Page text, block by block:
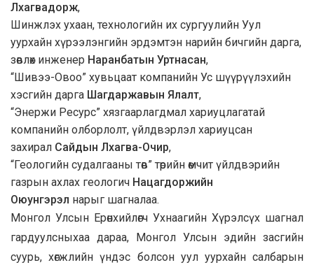
Лхагвадорж,
Шинжлэх ухаан, технологийн их сургуулийн Уул
уурхайн хүрээлэнгийн эрдэмтэн нарийн бичгийн дарга,
зөвлөх инженер Наранбатын Уртнасан,
“Шивээ-Овоо” хувьцаат компанийн Ус шүүрүүлэхийн
хэсгийн дарга Шагдаржавын Ялалт,
“Энержи Ресурс” хязгаарлагдмал хариуцлагатай
компанийн олборлолт, үйлдвэрлэл хариуцсан
захирал Сайдын Лхагва-Очир,
“Геологийн судалгааны төв” төрийн өмчит үйлдвэрийн
газрын ахлах геологич Нацагдоржийн
Оюунгэрэл нарыг шагналаа.
Монгол Улсын Ерөнхийлөгч Ухнаагийн Хүрэлсүх шагнал
гардуулсныхаа дараа, Монгол Улсын эдийн засгийн
суурь, хөгжлийн үндэс болсон уул уурхайн салбарын